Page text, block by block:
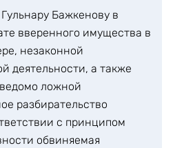
Бажкенову в
вверенного имущества в
незаконной
деятельности, а также
ложной
разбирательство
с принципом
обвиняемая